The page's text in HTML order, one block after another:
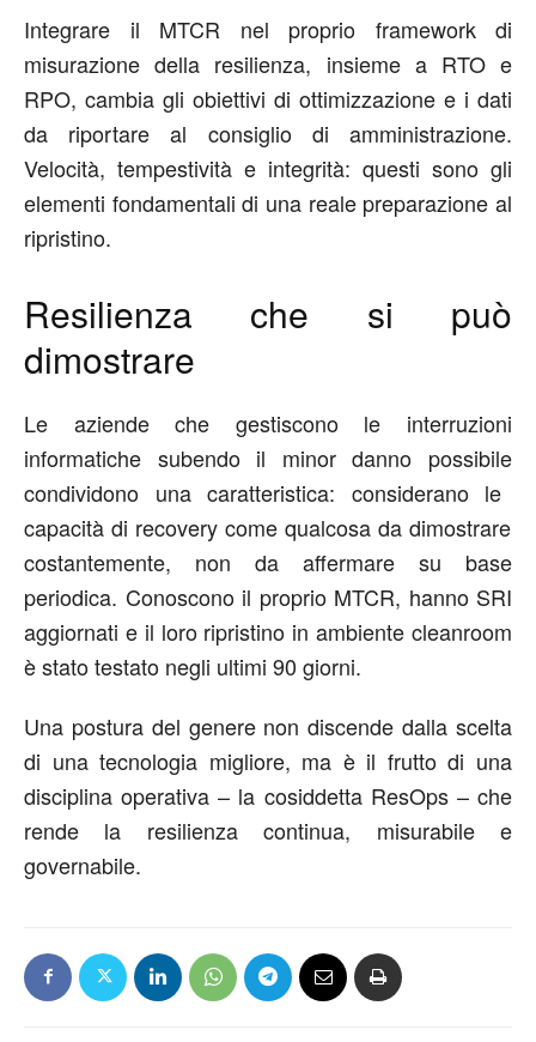
Integrare il MTCR nel proprio framework di
misurazione della resilienza, insiemea RTO e
RPO, cambia gli obiettivi di ottimizzazione e i dati
da riportare al consiglio di amministrazione.
Velocità, tempestività e integrità: questi sono gli
elementi fondamentali di una reale preparazione al
ripristino.
Resilienza che si può
dimostrare
Le aziendeche gestiscono le interruzioni
informatiche subendoil minor danno possibile
condividono una caratteristica: considerano le
capacità di recovery come qualcosa da dimostrare
costantemente, non da affermare su base
periodica. Conoscono il proprioMTCR, hanno SRI
aggiornati eil loro ripristino in ambientecleanroom
è stato testato negli ultimi 90 giorni.
Una postura del genere nondiscende dalla scelta
di unatecnologia migliore, ma èil frutto di una
disciplina operativa– la cosiddetta ResOps –che
rende la resilienza continua, misurabile e
governabile.